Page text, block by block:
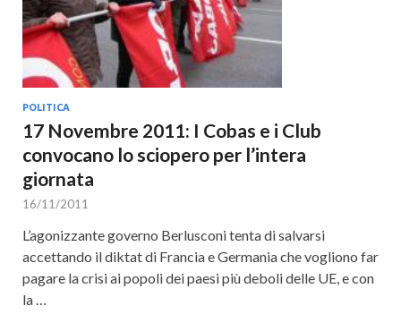
POLITICA
17 Novembre 2011: I Cobas e i Club
convocano lo sciopero per l’intera
giornata
16/11/2011
L’agonizzante governo Berlusconi tenta di salvarsi
accettando il diktat di Francia e Germania che vogliono far
pagare la crisi ai popoli dei paesi più deboli delle UE, e con
la …